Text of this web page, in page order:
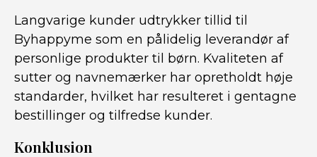
Langvarige kunder udtrykker tillid til
Byhappyme som en pålidelig leverandør af
personlige produkter til børn. Kvaliteten af
sutter og navnemærker har opretholdt høje
standarder, hvilket har resulteret i gentagne
bestillinger og tilfredse kunder.
Konklusion